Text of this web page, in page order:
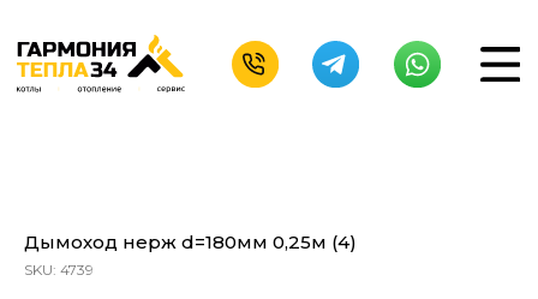
Дымоход нерж d=180мм 0,25м (4)
SKU: 4739